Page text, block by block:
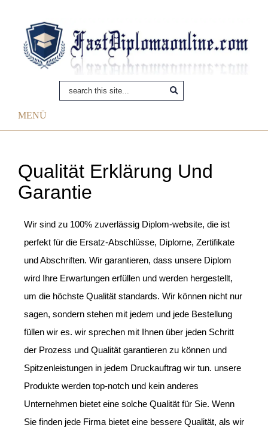
MENÜ
Qualität Erklärung Und
Garantie
Wir sind zu 100% zuverlässig Diplom-website, die ist
perfekt für die Ersatz-Abschlüsse, Diplome, Zertifikate
und Abschriften. Wir garantieren, dass unsere Diplom
wird Ihre Erwartungen erfüllen und werden hergestellt,
um die höchste Qualität standards. Wir können nicht nur
sagen, sondern stehen mit jedem und jede Bestellung
füllen wir es. wir sprechen mit Ihnen über jeden Schritt
der Prozess und Qualität garantieren zu können und
Spitzenleistungen in jedem Druckauftrag wir tun. unsere
Produkte werden top-notch und kein anderes
Unternehmen bietet eine solche Qualität für Sie. Wenn
Sie finden jede Firma bietet eine bessere Qualität, als wir